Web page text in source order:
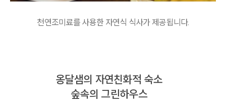
천연조미료를 사용한 자연식 식사가 제공됩니다.
옹달샘의 자연친화적 숙소
숲속의 그린하우스